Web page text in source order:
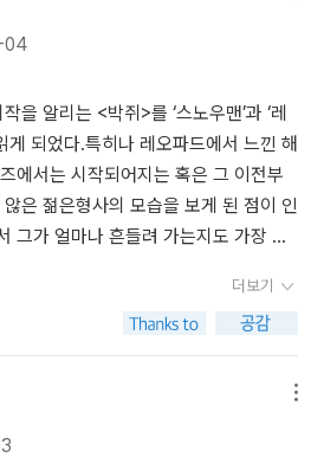
전까지 애버리진이라는 말조차 들어
고 이것이 얼마나 불공평하고 심각한
문제는 노르웨이를 비롯한 북유럽에
다뤄지는 것으로 알고 있는데, 저자가
던진 것은 아닌가 싶다. 사건과 전혀
의 이야기들이 사건과 하나씩 하나씩
기하던지. 오스트레일리아의 전통 설화
녹여쓴다는 발상도 기발하지만, 짧
리 홀레 시리즈 상 <박쥐> 다음 편인 2
출간되지 않았다는 사실(ㅠㅠ)... 3권
수도 없고... 애매하다. <스노우 맨>
구입하긴 했는데 두께가 장난이 아니
권이 국내에 출간되길 빌고 또 빌 뿐이
하지만 그 어떤 결정적인 단서도 나
단순하지 않을지도 모른다는 가설을
카콜라와 성경 같아. 고전이지.' 워킹비
에 온 젊은 노르웨이 여성이 강간당한
. 오스트레일리아 당국은 곧 다가올
해당한 이 사건을 최대한 빨리 해결하
웨이와 공조수사를 진행합니다. 시드니
국에서 자국 여성이 살해당한 사건을
마약상이 유력 용의자로 떠오르면서
닥을 잡아가던 수사팀은 피해자가 한
가설을 세우지만 '해리 홀레'는 이 사
낌을 지울 수 없습니다. 이방인인 자신
레'는 조만간 노르웨이로 떠나기로 결
'잠재적' 연쇄살인 사건으로 볼 수 있는
04
게 되었다.특히나 레오파드에서 느낀 해
에서는 시작되어지는 혹은 그 이전부
은 젊은형사의 모습을 보게 된 점이 인
그가 얼마나 흔들려 가는지도 가장 큰
나이와 더불어 그의 고독과 절망을 조
이 나에게 기대감을 더욱 부치긴다. 남
다니... 해리홀레의 인생이 전해주는 재
이 형사 해리홀레가 과거의 사건 속에
연장에 일환으로 이곳에 급파된다.
더보기